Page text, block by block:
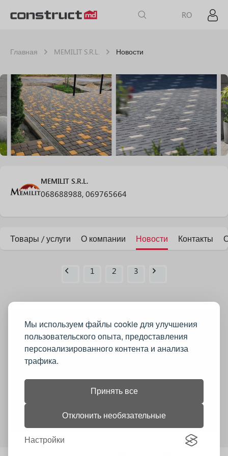
Мы используем файлы cookie для улучшения
пользовательского опыта, предоставления
персонализированного контента и анализа
трафика.
Принять все
Отклонить необязательные
Настройки
RO
Главная MEMILIT S.R.L. Новости
MEMILIT S.R.L.
068688988, 069765664
Товары / услуги О компании Новости Контакты
1 2 3
Хотите продавать на construct.md?